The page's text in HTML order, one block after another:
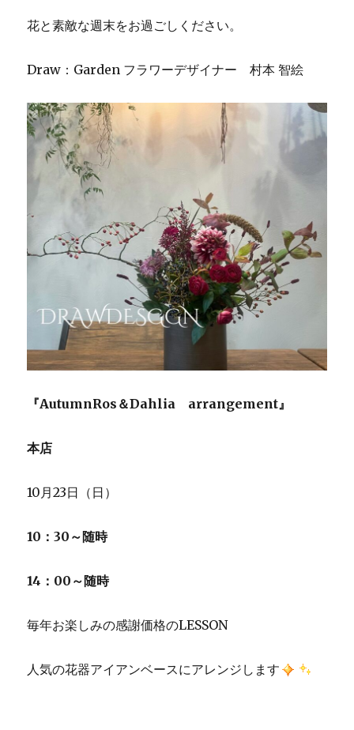
に
花と素敵な週末をお過ごしください。
Draw：Garden フラワーデザイナー 村本 智絵
『AutumnRos＆Dahlia arrangement』
本店
10月23日（日）
10：30～随時
14：00～随時
毎年お楽しみの感謝価格のLESSON
人気の花器アイアンベースにアレンジします